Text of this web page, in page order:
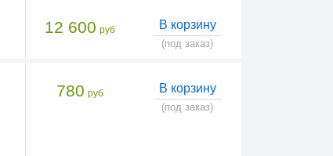
12 600 руб В корзину
(под заказ)
780 руб В корзину
(под заказ)